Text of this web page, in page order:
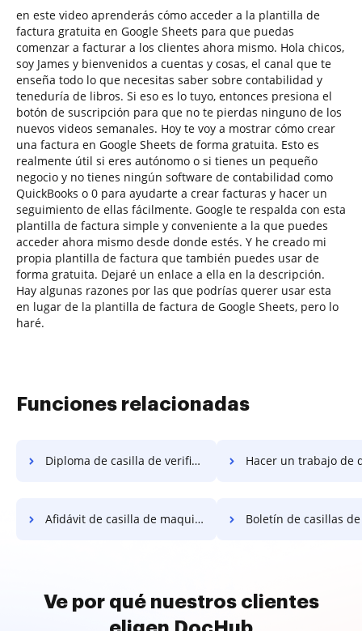
en este video aprenderás cómo acceder a la plantilla de
factura gratuita en Google Sheets para que puedas
comenzar a facturar a los clientes ahora mismo. Hola chicos,
soy James y bienvenidos a cuentas y cosas, el canal que te
enseña todo lo que necesitas saber sobre contabilidad y
teneduría de libros. Si eso es lo tuyo, entonces presiona el
botón de suscripción para que no te pierdas ninguno de los
nuevos videos semanales. Hoy te voy a mostrar cómo crear
una factura en Google Sheets de forma gratuita. Esto es
realmente útil si eres autónomo o si tienes un pequeño
negocio y no tienes ningún software de contabilidad como
QuickBooks o 0 para ayudarte a crear facturas y hacer un
seguimiento de ellas fácilmente. Google te respalda con esta
plantilla de factura simple y conveniente a la que puedes
acceder ahora mismo desde donde estés. Y he creado mi
propia plantilla de factura que también puedes usar de
forma gratuita. Dejaré un enlace a ella en la descripción.
Hay algunas razones por las que podrías querer usar esta
en lugar de la plantilla de factura de Google Sheets, pero lo
haré.
Funciones relacionadas
Diploma de casilla de verificación de maquillaje Hacer un trabajo de declaración de casilla
Afidávit de casilla de maquillaje Boletín de casillas de verificación de
Ve por qué nuestros clientes